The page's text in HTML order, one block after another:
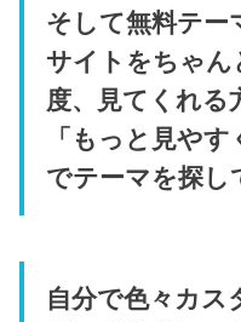
そして無料テー
サイトをちゃん
度、見てくれる
「もっと見や
でテーマを探し
自分で色々カス